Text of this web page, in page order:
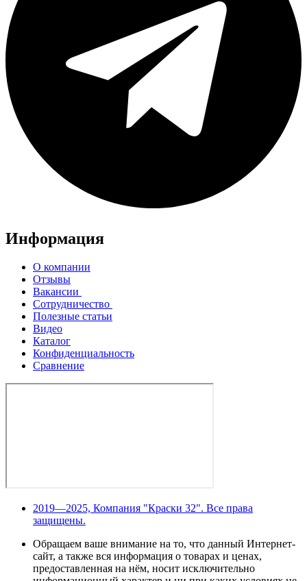
Информация
О компании
Отзывы
Вакансии
Сотрудничество
Полезные статьи
Видео
Каталог
Конфиденциальность
Сравнение
2019—2025, Компания "Краски 32". Все права
защищены.
Обращаем ваше внимание на то, что данный Интернет-
сайт, а также вся информация о товарах и ценах,
предоставленная на нём, носит исключительно